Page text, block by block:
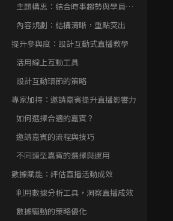
主題構思：結合時事趨勢與學員需
內容規劃：結構清晰，重點突出
提升參與度：設計互動式直播教學
活用線上互動工具
設計互動環節的策略
專家加持：邀請嘉賓提升直播影響力
如何選擇合適的嘉賓？
邀請嘉賓的流程與技巧
不同類型嘉賓的選擇與運用
數據賦能：評估直播活動成效
利用數據分析工具，洞察直播成效
數據驅動的策略優化